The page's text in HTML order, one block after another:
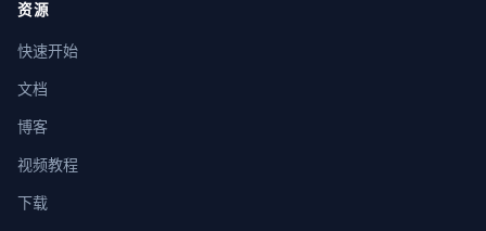
资源
快速开始
文档
博客
视频教程
下载